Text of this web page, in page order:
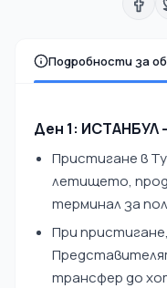
Подробности за
Ден 1: ИСТАНБУЛ
Пристигане в
летището,
терминал за
При
трансфер до